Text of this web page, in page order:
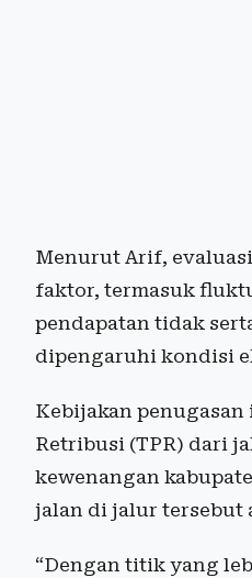
Menurut Arif,
faktor, termasuk
pendapatan tidak
dipengaruhi kondisi
Kebijakan
Retribusi (TPR) dari
kewenangan
jalan di jalur tersebut
“Dengan titik yang